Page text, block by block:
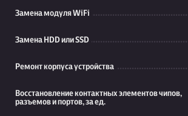
Замена модуля WiFi
Замена HDD или SSD
Ремонт корпуса устройства
Восстановление контактных элементов чипов,
разъемов и портов, за ед.